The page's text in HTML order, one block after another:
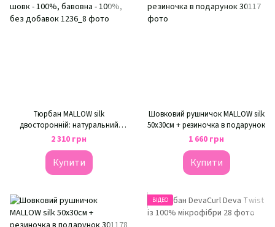
Тюрбан MALLOW silk
двосторонній: натуральний
шовк - 100%, бавовна - 100%, без
добавок
2 310 грн
Купити
Шовковий рушничок MALLOW silk
50х30см + резиночка в подарунок
1 660 грн
Купити
ВІДЕО